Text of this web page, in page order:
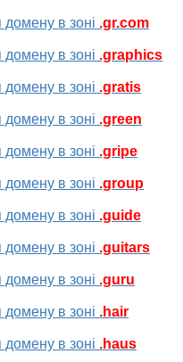
в зоні .gr.com
в зоні .graphics
в зоні .gratis
в зоні .green
в зоні .gripe
в зоні .group
в зоні .guide
в зоні .guitars
в зоні .guru
в зоні .hair
в зоні .haus